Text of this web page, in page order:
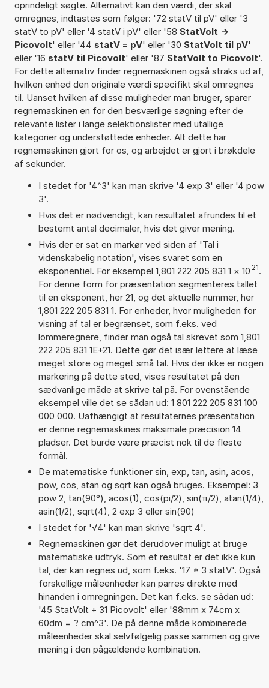
oprindeligt søgte. Alternativt kan den værdi, der skal
omregnes, indtastes som følger: '72 statV til pV' eller '3
statV to pV' eller '4 statV i pV' eller '58 StatVolt ->
Picovolt' eller '44 statV = pV' eller '30 StatVolt til pV'
eller '16 statV til Picovolt' eller '87 StatVolt to Picovolt'.
For dette alternativ finder regnemaskinen også straks ud af,
hvilken enhed den originale værdi specifikt skal omregnes
til. Uanset hvilken af disse muligheder man bruger, sparer
regnemaskinen en for den besværlige søgning efter de
relevante lister i lange selektionslister med utallige
kategorier og understøttede enheder. Alt dette har
regnemaskinen gjort for os, og arbejdet er gjort i brøkdele
af sekunder.
I stedet for '4^3' kan man skrive '4 exp 3' eller '4 pow
3'.
Hvis det er nødvendigt, kan resultatet afrundes til et
bestemt antal decimaler, hvis det giver mening.
Hvis der er sat en markør ved siden af 'Tal i
videnskabelig notation', vises svaret som en
eksponentiel. For eksempel 1,801 222 205 831 1 × 10 21.
For denne form for præsentation segmenteres tallet
til en eksponent, her 21, og det aktuelle nummer, her
1,801 222 205 831 1. For enheder, hvor muligheden for
visning af tal er begrænset, som f.eks. ved
lommeregnere, finder man også tal skrevet som 1,801
222 205 831 1E+21. Dette gør det især lettere at læse
meget store og meget små tal. Hvis der ikke er nogen
markering på dette sted, vises resultatet på den
sædvanlige måde at skrive tal på. For ovenstående
eksempel ville det se sådan ud: 1 801 222 205 831 100
000 000. Uafhængigt at resultaternes præsentation
er denne regnemaskines maksimale præcision 14
pladser. Det burde være præcist nok til de fleste
formål.
De matematiske funktioner sin, exp, tan, asin, acos,
pow, cos, atan og sqrt kan også bruges. Eksempel: 3
pow 2, tan(90°), acos(1), cos(pi/2), sin(π/2), atan(1/4),
asin(1/2), sqrt(4), 2 exp 3 eller sin(90)
I stedet for '√4' kan man skrive 'sqrt 4'.
Regnemaskinen gør det derudover muligt at bruge
matematiske udtryk. Som et resultat er det ikke kun
tal, der kan regnes ud, som f.eks. '17 * 3 statV'. Også
forskellige måleenheder kan parres direkte med
hinanden i omregningen. Det kan f.eks. se sådan ud:
'45 StatVolt + 31 Picovolt' eller '88mm x 74cm x
60dm = ? cm^3'. De på denne måde kombinerede
måleenheder skal selvfølgelig passe sammen og give
mening i den pågældende kombination.